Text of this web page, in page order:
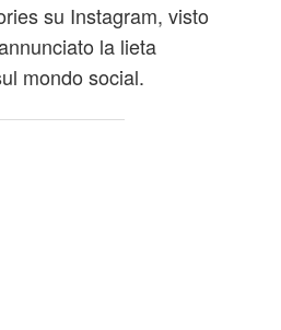
su Instagram, visto
la lieta
mondo social.